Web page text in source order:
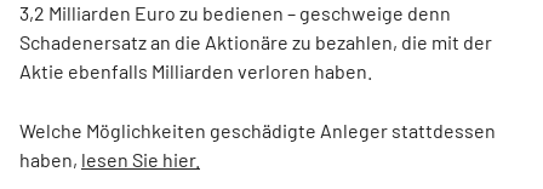
3,2 Milliarden Euro zu bedienen – geschweige denn
Schadenersatz an die Aktionäre zu bezahlen, die mit der
Aktie ebenfalls Milliarden verloren haben.
Welche Möglichkeiten geschädigte Anleger stattdessen
haben, lesen Sie hier.